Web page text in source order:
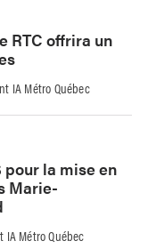
RTC offrira un
IA Métro Québec
pour la mise en
Marie-
IA Métro Québec